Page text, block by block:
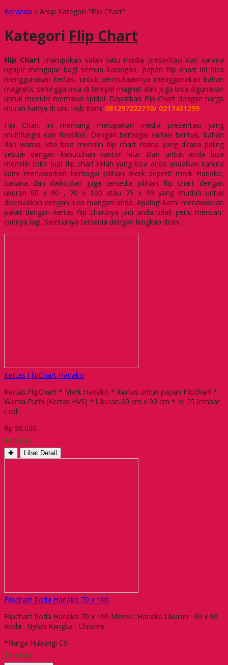
Beranda » Arsip Kategori "Flip Chart"
Kategori Flip Chart
Flip Chart merupakan salah satu media presentasi dan sarana
ngajar mengajar bagi semua kalangan, papan flip chart ini bisa
menggunakan kertas, untuk permukaannya menggunakan bahan
magnetic sehingga bisa di tempel magnet dan juga bisa digunakan
untuk menulis memakai spidol. Dapatkan Flip Chart dengan harga
murah hanya di sini..Hub Kami 081297222710/ 0217431299
Flip Chart ini memang merupakan media presentasi yang
multifungsi dan fleksibel. Dengan berbagai variasi bentuk, bahan
dan warna, kita bisa memilih flip chart mana yang dirasa paling
sesuai dengan kebutuhan kantor kita. Dan untuk anda bisa
memilih toko jual flip chart inilah yang bisa anda andalkan karena
kami menawarkan berbagai pilihan merk seperti merk Hanako,
Sakana dan daiko,dan juga tersedia pilihan flip chart dengan
ukuran 60 x 90 , 70 x 100 atau 75 x 90 yang mudah untuk
disesuaikan dengan luas ruangan anda. Apalagi kami menawarkan
paket dengan kertas flip chartnya jadi anda tidak perlu mencari-
carinya lagi. Semuanya tersedia dengan lengkap disini.
Kertas FlipChart Hanako
Kertas FlipChart * Merk Hanako * Kertas untuk papan Flipchart *
Warna Putih (Kertas HVS) * Ukuran 60 cm x 90 cm * Isi 25 lembar
/ roll
Rp 50.000
Tersedia
✚ Lihat Detail
Flipchart Roda Hanako 70 x 100
Flipchart Roda Hanako 70 x 100 Merek : Hanako Ukuran : 60 x 90
Roda : Nylon Rangka : Chrome
*Harga Hubungi CS
Tersedia